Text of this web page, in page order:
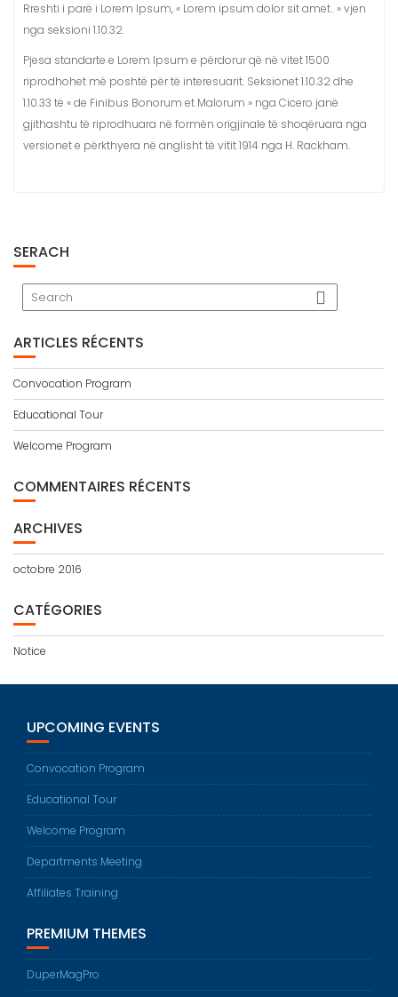
Rreshti i parë i Lorem Ipsum, « Lorem ipsum dolor sit amet.. » vjen
nga seksioni 1.10.32.
Pjesa standarte e Lorem Ipsum e përdorur që në vitet 1500
riprodhohet më poshtë për të interesuarit. Seksionet 1.10.32 dhe
1.10.33 të « de Finibus Bonorum et Malorum » nga Cicero janë
gjithashtu të riprodhuara në formën origjinale të shoqëruara nga
versionet e përkthyera në anglisht të vitit 1914 nga H. Rackham.
SERACH
ARTICLES RÉCENTS
Convocation Program
Educational Tour
Welcome Program
COMMENTAIRES RÉCENTS
ARCHIVES
octobre 2016
CATÉGORIES
Notice
UPCOMING EVENTS
Convocation Program
Educational Tour
Welcome Program
Departments Meeting
Affiliates Training
PREMIUM THEMES
DuperMagPro